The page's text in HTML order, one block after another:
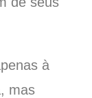
à
mas